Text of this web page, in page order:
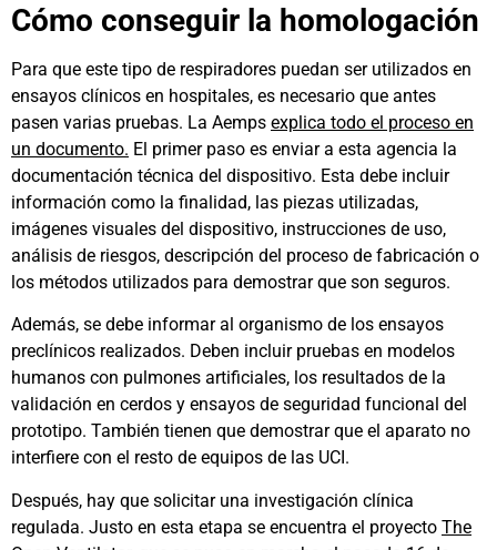
Cómo conseguir la homologación
Para que este tipo de respiradores puedan ser utilizados en
ensayos clínicos en hospitales, es necesario que antes
pasen varias pruebas. La Aemps explica todo el proceso en
un documento. El primer paso es enviar a esta agencia la
documentación técnica del dispositivo. Esta debe incluir
información como la finalidad, las piezas utilizadas,
imágenes visuales del dispositivo, instrucciones de uso,
análisis de riesgos, descripción del proceso de fabricación o
los métodos utilizados para demostrar que son seguros.
Además, se debe informar al organismo de los ensayos
preclínicos realizados. Deben incluir pruebas en modelos
humanos con pulmones artificiales, los resultados de la
validación en cerdos y ensayos de seguridad funcional del
prototipo. También tienen que demostrar que el aparato no
interfiere con el resto de equipos de las UCI.
Después, hay que solicitar una investigación clínica
regulada. Justo en esta etapa se encuentra el proyecto The